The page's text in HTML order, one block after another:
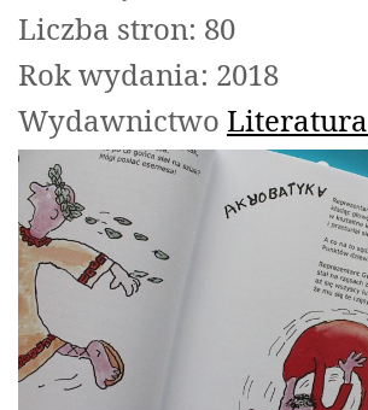
Liczba stron: 80
Rok wydania: 2018
Wydawnictwo Literatura